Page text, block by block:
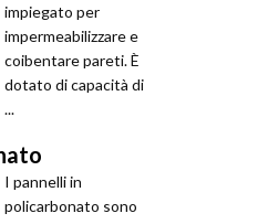
impiegato per
impermeabilizzare e
coibentare pareti. È
dotato di capacità di
...
I pannelli in
policarbonato sono